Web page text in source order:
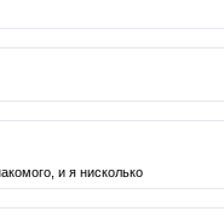
и я нисколько